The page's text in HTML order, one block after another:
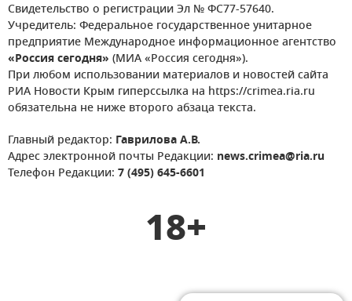
Свидетельство о регистрации Эл № ФС77-57640.
Учредитель: Федеральное государственное унитарное
предприятие Международное информационное агентство
«Россия сегодня» (МИА «Россия сегодня»).
При любом использовании материалов и новостей сайта
РИА Новости Крым гиперссылка на https://crimea.ria.ru
обязательна не ниже второго абзаца текста.
Главный редактор: Гаврилова А.В.
Адрес электронной почты Редакции: news.crimea@ria.ru
Телефон Редакции: 7 (495) 645-6601
18+